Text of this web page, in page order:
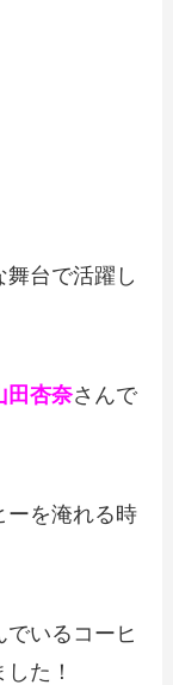
台で活躍し
田杏奈さんで
ーを淹れる時
でいるコーヒ
た！